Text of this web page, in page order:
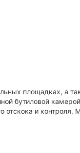
площадках, а
бутиловой
отскока и контроля.